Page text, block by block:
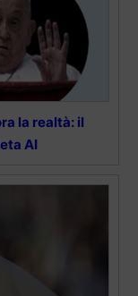
la realtà: il
AI